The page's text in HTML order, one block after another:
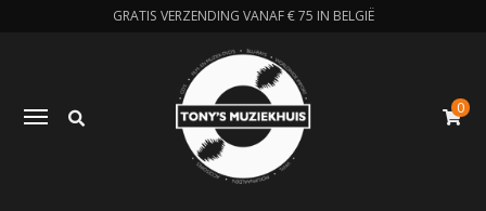
GRATIS VERZENDING VANAF € 75 IN BELGIË
Toggle navigation 0